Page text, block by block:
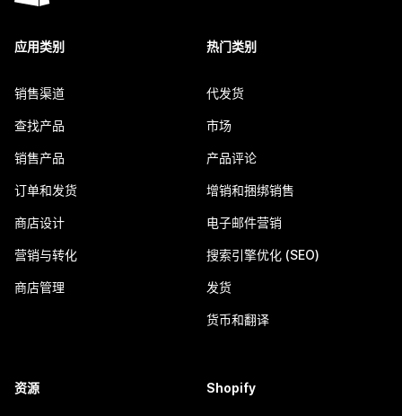
应用类别
销售渠道
查找产品
销售产品
订单和发货
商店设计
营销与转化
商店管理
热门类别
代发货
市场
产品评论
增销和捆绑销售
电子邮件营销
搜索引擎优化 (SEO)
发货
货币和翻译
资源 Shopify